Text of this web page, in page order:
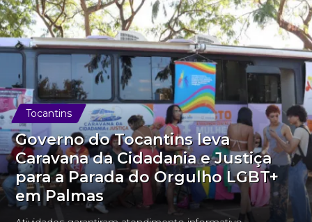
Tocantins
Governo do Tocantins leva
Caravana da Cidadania e Justiça
para a Parada do Orgulho LGBT+
em Palmas